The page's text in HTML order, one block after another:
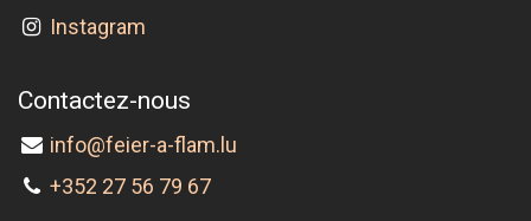
Instagram
Contactez-nous
info@feier-a-flam.lu
+352 27 56 79 67